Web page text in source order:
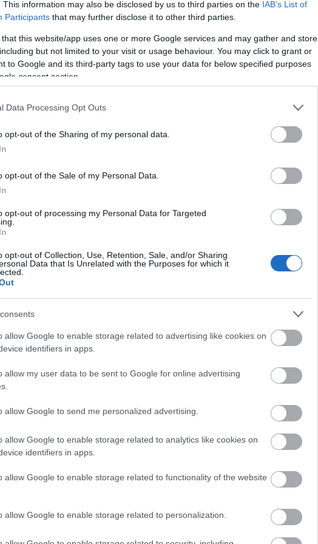
This information may also be disclosed by us to third parties on the IAB’s List of
Participants that may further disclose it to other third parties.
that this website/app uses one or more Google services and may gather and store
but not limited to your visit or usage behaviour. You may click to grant or
to Google and its third-party tags to use your data for below specified purposes
consent section.
Data Processing Opt Outs
opt-out of the Sharing of my personal data.
opt-out of the Sale of my Personal Data.
opt-out of processing my Personal Data for Targeted
opt-out of Collection, Use, Retention, Sale, and/or Sharing
Data that Is Unrelated with the Purposes for which it
allow Google to enable storage related to advertising like cookies on
identifiers in apps.
allow my user data to be sent to Google for online advertising
allow Google to send me personalized advertising.
allow Google to enable storage related to analytics like cookies on
identifiers in apps.
allow Google to enable storage related to functionality of the website
allow Google to enable storage related to personalization.
Válasz erre
szereplést!
jutott, négybe jutott a FERENCVÁROS!
mindenségit!
szeretettel a fenti cikket, amely még tegnap íródott, de
még hiányzik!
Juhász Attila
IRÁNY LJUBLJANA JÖVŐRE PEDIG A FELVIDÉK!
fogott, amit tudott, sőt emberfeletti védései is voltak.
a "mindenki-az-én-vendégem-hejj!" :)
nek az áldozatos munkát!
Válasz erre